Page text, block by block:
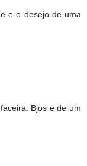
e o desejo de uma
Bjos e de um